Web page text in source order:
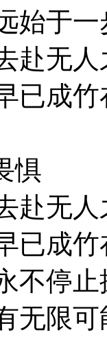
始于一
去赴无
已成竹
惧
去赴无
已成竹
永不停
无限可